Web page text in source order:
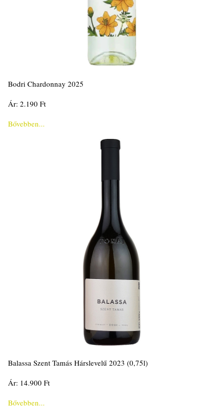
Bodri Chardonnay 2025
Ár: 2.190 Ft
Bővebben...
Balassa Szent Tamás Hárslevelű 2023 (0,75l)
Ár: 14.900 Ft
Bővebben...